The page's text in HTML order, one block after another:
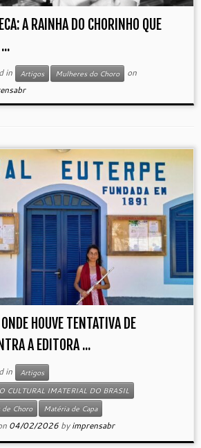
A RAINHA DO CHORINHO QUE
in Artigos Mulheres do Choro
on
HOUVE TENTATIVA DE
A EDITORA ...
in
Artigos
CULTURAL IMATERIAL DO BRASIL
de Choro
Matéria de Capa
04/02/2026 byimprensabr